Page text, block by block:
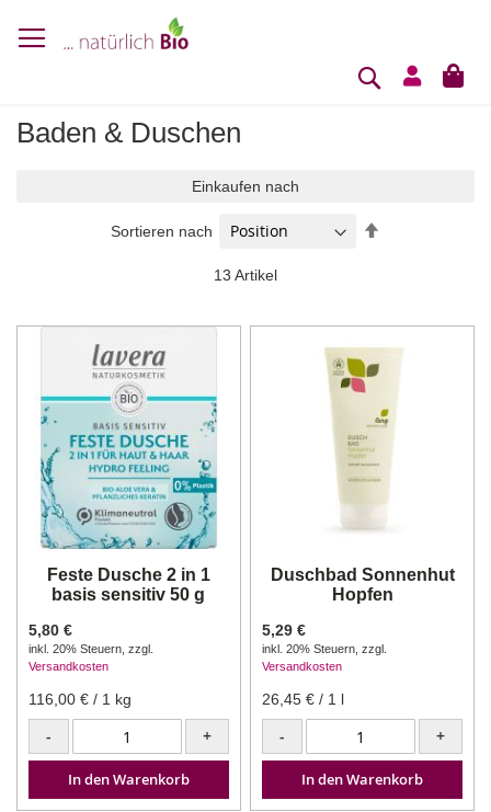
Suche
Baden & Duschen
13 Artikel
Sortieren nach
Feste Dusche 2 in 1
basis sensitiv 50 g
5,80 €
inkl. 20% Steuern zzgl.
Versandkosten
116,00 € / 1 kg
- +
In den Warenkorb
Duschbad Sonnenhut
Hopfen
5,29 €
inkl. 20% Steuern ,zzgl.
Versandkosten
26,45 € / 1 l
- +
In den Warenkorb
Einkaufen nach